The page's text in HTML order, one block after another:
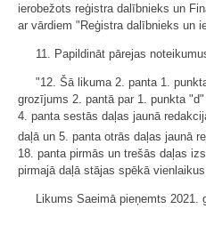
ierobežots reģistra dalībnieks un
ar vārdiem "Reģistra dalībnieks un
11. Papildināt pārejas
"12. Šā likuma 2. panta 1.
grozījums 2. pantā par 1. punkta
4. panta sestās daļas jaunā
daļā un 5. panta otrās daļas jaunā
18. panta pirmās un trešās daļas
pirmajā daļā stājas spēkā
Likums Saeimā pieņemts 2021.